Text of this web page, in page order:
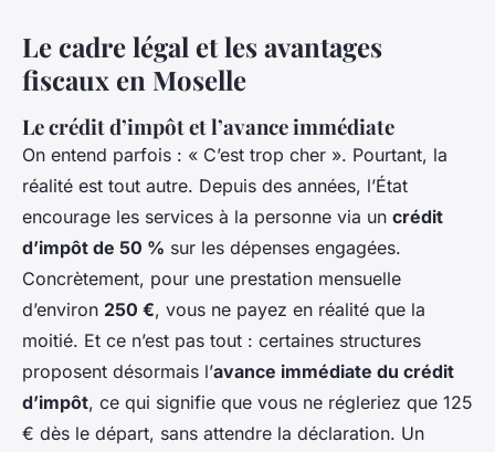
Le cadre légal et les avantages
fiscaux en Moselle
Le crédit d’impôt et l’avance immédiate
On entend parfois : « C’est trop cher ». Pourtant, la
réalité est tout autre. Depuis des années, l’État
encourage les services à la personne via un crédit
d’impôt de 50 % sur les dépenses engagées.
Concrètement, pour une prestation mensuelle
d’environ 250 €, vous ne payez en réalité que la
moitié. Et ce n’est pas tout : certaines structures
proposent désormais l’avance immédiate du crédit
d’impôt, ce qui signifie que vous ne régleriez que 125
€ dès le départ, sans attendre la déclaration. Un